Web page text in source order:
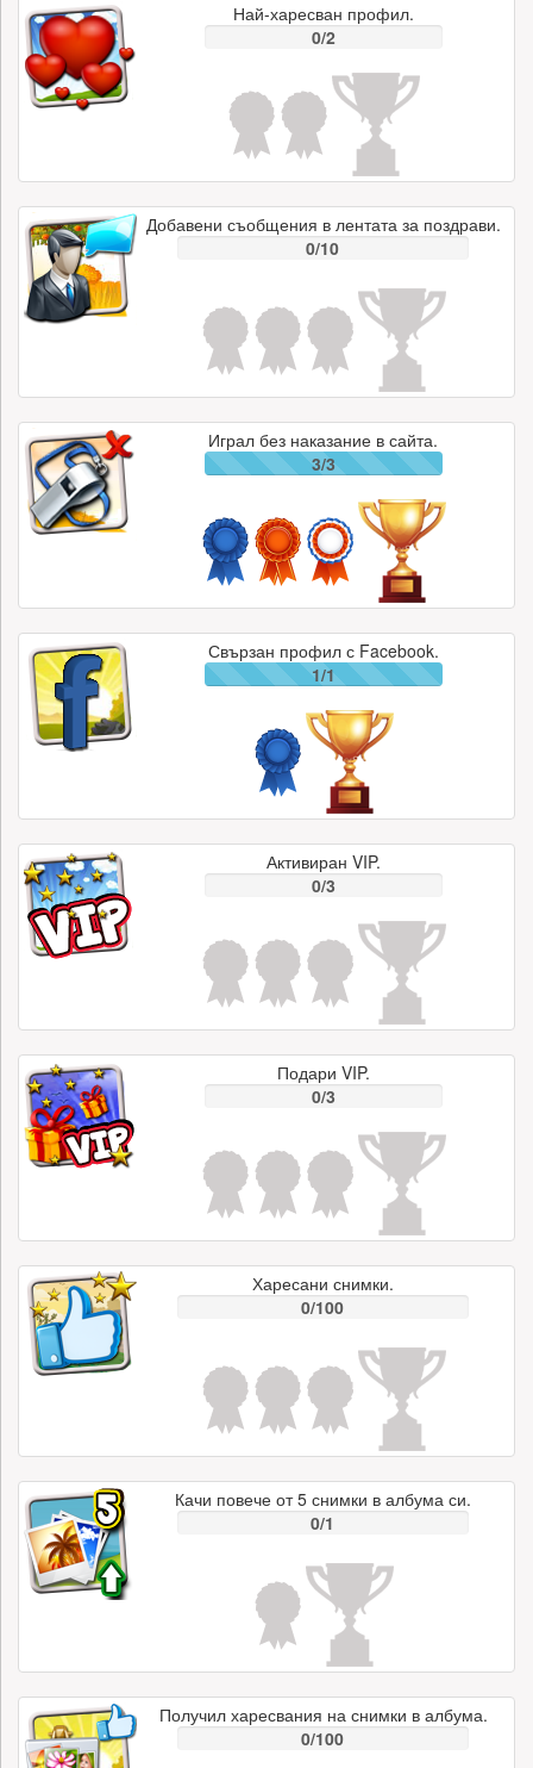
Най-харесван профил.
0/2
Добавени съобщения в лентата за поздрави.
0/10
Играл без наказание в сайта.
3/3
Свързан профил с Facebook.
1/1
Активиран VIP.
0/3
Подари VIP.
0/3
Харесани снимки.
0/100
Качи повече от 5 снимки в албума си.
0/1
Получил харесвания на снимки в албума.
0/100